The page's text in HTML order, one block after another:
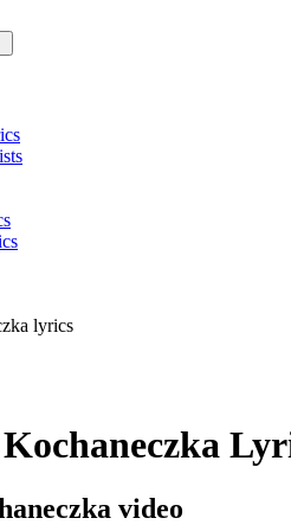
lyrics
video